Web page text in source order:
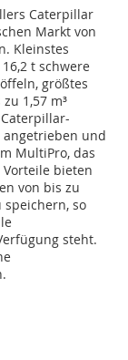
Caterpillar
Markt von
Kleinstes
t schwere
größtes
1,57 m³
angetrieben und
MultiPro, das
bieten
von bis zu
so
steht.